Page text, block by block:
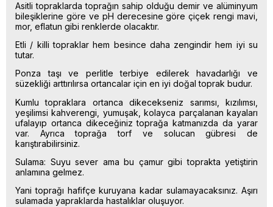
Asitli topraklarda toprağın sahip olduğu demir ve alüminyum
bileşiklerine göre ve pH derecesine göre çiçek rengi mavi,
mor, eflatun gibi renklerde olacaktır.
Etli / killi topraklar hem besince daha zengindir hem iyi su
tutar.
Ponza taşı ve perlitle terbiye edilerek havadarlığı ve
süzekliği arttırılırsa ortancalar için en iyi doğal toprak budur.
Kumlu topraklara ortanca dikecekseniz sarımsı, kızılımsı,
yeşilimsi kahverengi, yumuşak, kolayca parçalanan kayaları
ufalayıp ortanca dikeceğiniz toprağa katmanızda da yarar
var. Ayrıca toprağa torf ve solucan gübresi de
karıştırabilirsiniz.
Sulama: Suyu sever ama bu çamur gibi toprakta yetiştirin
anlamına gelmez.
Yani toprağı hafifçe kuruyana kadar sulamayacaksınız. Aşırı
sulamada yapraklarda hastalıklar oluşuyor.